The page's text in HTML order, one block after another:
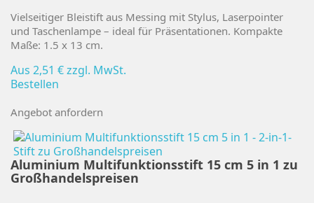
Vielseitiger Bleistift aus Messing mit Stylus, Laserpointer
und Taschenlampe – ideal für Präsentationen. Kompakte
Maße: 1.5 x 13 cm.
Aus 2,51 €zzgl. MwSt.
Bestellen
Angebot anfordern
Aluminium Multifunktionsstift 15 cm 5 in 1 zu
Großhandelspreisen